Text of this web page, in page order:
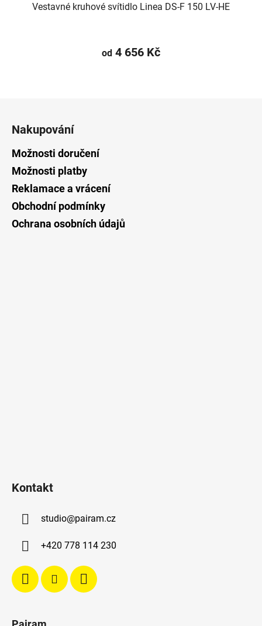
Vestavné kruhové svítidlo Linea DS-F 150 LV-HE
od 4 656 Kč
Nakupování
Možnosti doručení
Možnosti platby
Reklamace a vrácení
Obchodní podmínky
Ochrana osobních údajů
Kontakt
studio@pairam.cz
+420 778 114 230